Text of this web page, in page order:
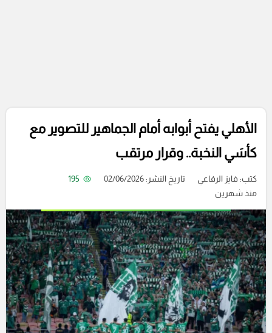
الأهلي يفتح أبوابه أمام الجماهير للتصوير مع
كأسَي النخبة.. وقرار مرتقب
كتب: فايز الرفاعي تاريخ النشر: 02/06/2026
195
منذ شهرين